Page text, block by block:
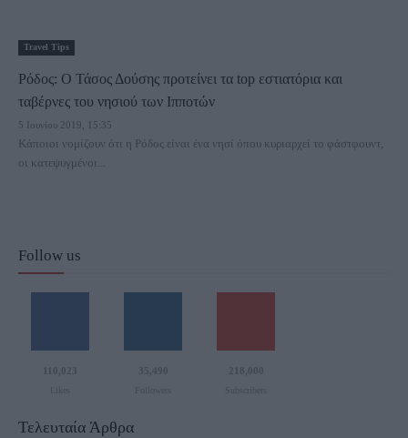
Travel Tips
Ρόδος: Ο Τάσος Δούσης προτείνει τα top εστιατόρια και
ταβέρνες του νησιού των Ιπποτών
5 Ιουνίου 2019, 15:35
Κάποιοι νομίζουν ότι η Ρόδος είναι ένα νησί όπου κυριαρχεί το φάστφουντ,
οι κατεψυγμένοι...
Follow us
110,023 35,490 218,000
Τελευταία Άρθρα